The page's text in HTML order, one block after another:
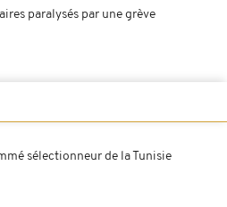
paralysés par une grève
sélectionneur de la Tunisie